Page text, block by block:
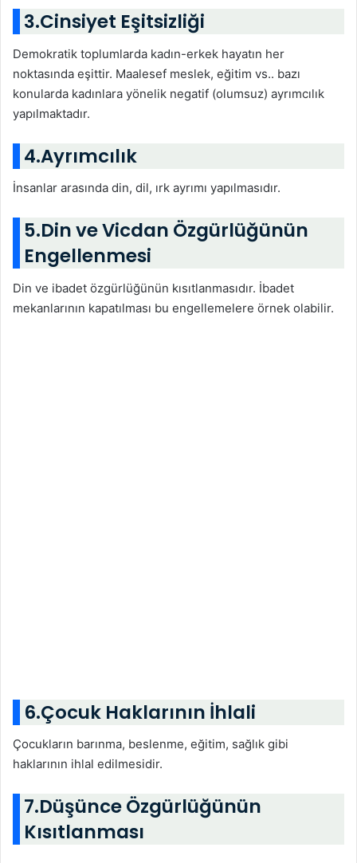
3.Cinsiyet Eşitsizliği
Demokratik toplumlarda kadın-erkek hayatın her
noktasında eşittir. Maalesef meslek, eğitim vs.. bazı
konularda kadınlara yönelik negatif (olumsuz) ayrımcılık
yapılmaktadır.
4.Ayrımcılık
İnsanlar arasında din, dil, ırk ayrımı yapılmasıdır.
5.Din ve Vicdan Özgürlüğünün
Engellenmesi
Din ve ibadet özgürlüğünün kısıtlanmasıdır. İbadet
mekanlarının kapatılması bu engellemelere örnek olabilir.
6.Çocuk Haklarının İhlali
Çocukların barınma, beslenme, eğitim, sağlık gibi
haklarının ihlal edilmesidir.
7.Düşünce Özgürlüğünün
Kısıtlanması